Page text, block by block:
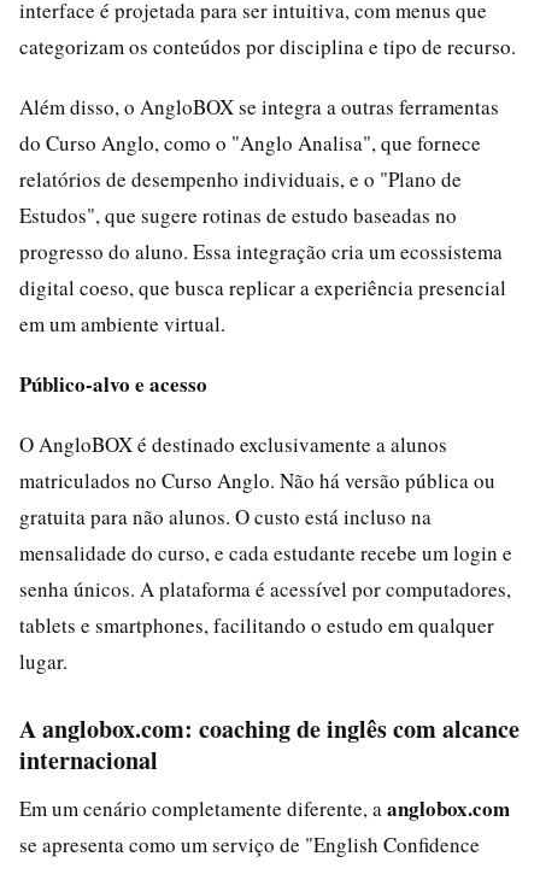
interface é projetada para ser intuitiva, com menus que
categorizam os conteúdos por disciplina e tipo de recurso.
Além disso, o AngloBOX se integra a outras ferramentas
do Curso Anglo, como o "Anglo Analisa", que fornece
relatórios de desempenho individuais, e o "Plano de
Estudos", que sugere rotinas de estudo baseadas no
progresso do aluno. Essa integração cria um ecossistema
digital coeso, que busca replicar a experiência presencial
em um ambiente virtual.
Público-alvo e acesso
O AngloBOX é destinado exclusivamente a alunos
matriculados no Curso Anglo. Não há versão pública ou
gratuita para não alunos. O custo está incluso na
mensalidade do curso, e cada estudante recebe um login e
senha únicos. A plataforma é acessível por computadores,
tablets e smartphones, facilitando o estudo em qualquer
lugar.
A anglobox.com: coaching de inglês com alcance
internacional
Em um cenário completamente diferente, a anglobox.com
se apresenta como um serviço de "English Confidence